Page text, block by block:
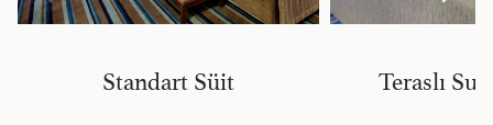
Standart Süit Teraslı